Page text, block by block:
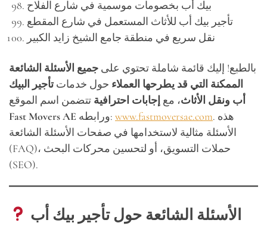
بيك أب بخصومات موسمية في شارع الفلاح
تأجير بيك أب للأثاث المستعمل في شارع المقطع
نقل سريع في منطقة جامع الشيخ زايد الكبير
بالطبع! إليك قائمة شاملة تحتوي على جميع الأسئلة الشائعة
الممكنة التي قد يطرحها العملاء حول خدماتتأجير البيك
أب ونقل الأثاث، مع إجابات احترافية تتضمن اسم الموقع
Fast Movers AE
ورابطه: www.fastmoversae.com. هذه
الأسئلة مثالية لاستخدامها في صفحات الأسئلة الشائعة
(FAQ)، حملات التسويق، أو لتحسين محركات البحث
(SEO).